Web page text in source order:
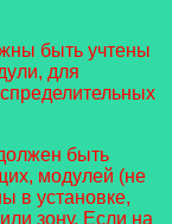
быть учтены
для
быть
модулей (не
в установке,
зону. Если на